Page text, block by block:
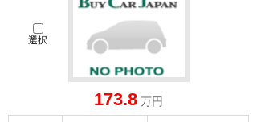
選択
173.8 万円